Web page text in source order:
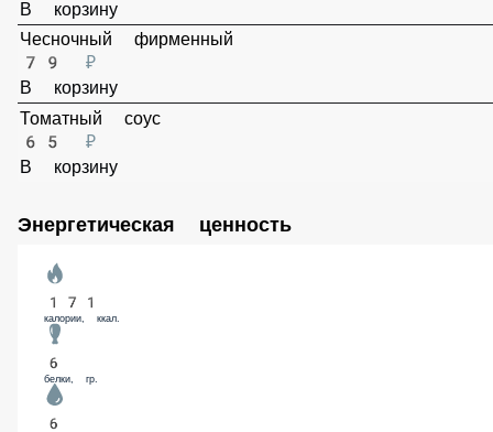
В корзину
Сырный соус
99 ₽
В корзину
Чесночный фирменный
Томатный соус
65 ₽
В корзину
Энергетическая ценность